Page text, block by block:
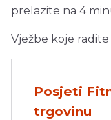
prelazite na 4
Vježbe koje
Posjeti
trgovinu